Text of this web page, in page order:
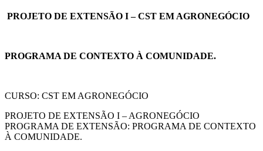
PROJETO DE EXTENSÃO I – CST EM AGRONEGÓCIO
PROGRAMA DE CONTEXTO À COMUNIDADE.
CURSO: CST EM AGRONEGÓCIO
PROJETO DE EXTENSÃO I – AGRONEGÓCIO
PROGRAMA DE EXTENSÃO: PROGRAMA DE CONTEXTO
À COMUNIDADE.